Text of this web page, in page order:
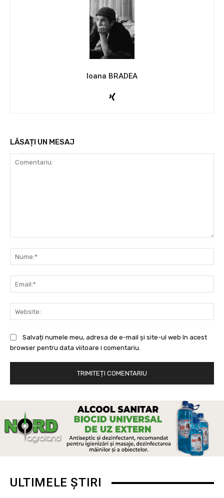
Ioana BRADEA
LĂSAȚI UN MESAJ
Salvați numele meu, adresa de e-mail și site-ul web în acest
browser pentru data viitoare i comentariu.
ULTIMELE ȘTIRI